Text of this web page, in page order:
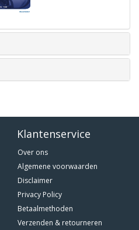
Klantenservice
Over ons
Algemene voorwaarden
Disclaimer
Privacy Policy
Betaalmethoden
Verzenden & retourneren